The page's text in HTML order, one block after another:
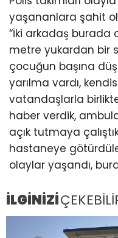
yaşananlara şahit
“İki arkadaş burada
metre yukardan bir
çocuğun başına
yarılma vardı,
vatandaşlarla birlikte
haber verdik,
açık tutmaya
hastaneye
olaylar yaşandı,
İLGİNİZİ